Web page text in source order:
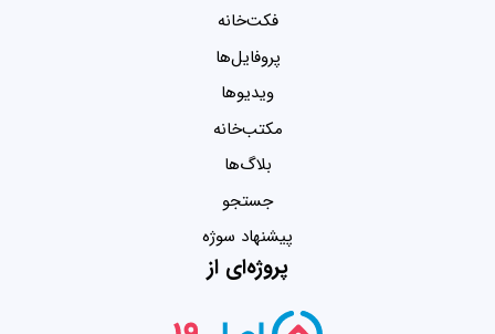
فکت‌خانه
پروفایل‌ها
ویدیو‌ها
مکتب‌خانه
بلاگ‌ها
جستجو
پیشنهاد سوژه
پروژه‌ای از